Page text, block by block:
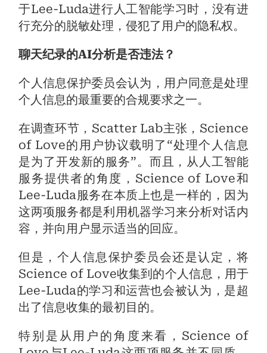
于Lee-Luda进行人工智能学习时，没有进
行充分的脱敏处理，侵犯了用户的隐私权。
聊天纪录的AI分析是否违法？
个人信息保护委员会认为，用户同意是处理
个人信息的最重要的合规要求之一。
在调查环节，Scatter Lab主张，Science
of Love的用户协议载明了“处理个人信息
是为了开发新的服务”。而且，从人工智能
服务提供者的角度，Science of Love和
Lee-Luda服务在本质上也是一样的，因为
这两项服务都是利用机器学习来分析对话内
容，并向用户显示适当的回应。
但是，个人信息保护委员会还是认定，将
Science of Love收集到的个人信息，用于
Lee-Luda的学习和运营也会被认为，是超
出了信息收集的最初目的。
特别是从用户的角度来看，Science of